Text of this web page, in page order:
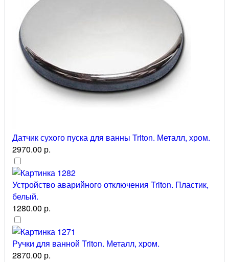
Датчик сухого пуска для ванны Triton. Металл, хром.
2970.00 р.
Устройство аварийного отключения Triton. Пластик,
белый.
1280.00 р.
Ручки для ванной Triton. Металл, хром.
2870.00 р.